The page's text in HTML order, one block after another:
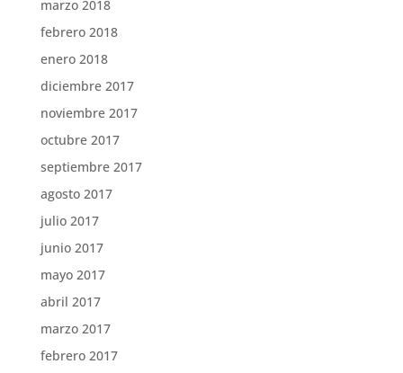
marzo 2018
febrero 2018
enero 2018
diciembre 2017
noviembre 2017
octubre 2017
septiembre 2017
agosto 2017
julio 2017
junio 2017
mayo 2017
abril 2017
marzo 2017
febrero 2017